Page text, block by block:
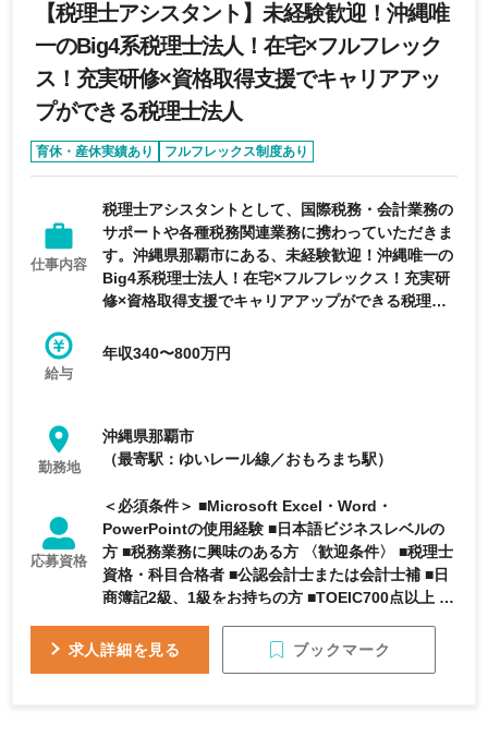
【税理士アシスタント】未経験歓迎！沖縄唯
一のBig4系税理士法人！在宅×フルフレック
ス！充実研修×資格取得支援でキャリアアッ
プができる税理士法人
育休・産休実績あり
フルフレックス制度あり
リモートワーク可能
女性活躍 完全週休2日制
仕事内容
税理士アシスタントとして、国際税務・会計業務の
サポートや各種税務関連業務に携わっていただきま
す。沖縄県那覇市にある、未経験歓迎！沖縄唯一の
Big4系税理士法人！在宅×フルフレックス！充実研
修×資格取得支援でキャリアアップができる税理士
給与
年収340〜800万円
勤務地
沖縄県那覇市
（最寄駅：ゆいレール線／おもろまち駅）
応募資格
＜必須条件＞ ■Microsoft Excel・Word・
PowerPointの使用経験 ■日本語ビジネスレベルの
方 ■税務業務に興味のある方 〈歓迎条件〉 ■税理士
資格・科目合格者 ■公認会計士または会計士補 ■日
商簿記2級、1級をお持ちの方 ■TOEIC700点以上 ＜
程度）
求人詳細を見る ブックマーク